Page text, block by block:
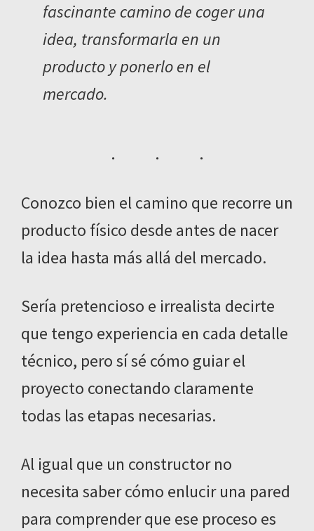
fascinante camino de coger una
idea, transformarla en un
producto y ponerlo en el
mercado.
Conozco bien el camino que recorre un
producto físico desde antes de nacer
la idea hasta más allá del mercado.
Sería pretencioso e irrealista decirte
que tengo experiencia en cada detalle
técnico, pero sí sé cómo guiar el
proyecto conectando claramente
todas las etapas necesarias.
Al igual que un constructor no
necesita saber cómo enlucir una pared
para comprender que ese proceso es